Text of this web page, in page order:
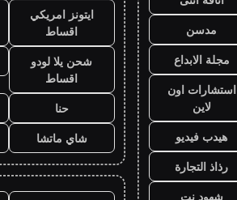
مدسن
مجلة الابداع
استشارات اون
لاين
هيدب فيديو
رذاذ التجارة
شهود نت
ايتونز امريكي
اقساط
شحن يلا لودو
اقساط
حنا
شاي ماتشا